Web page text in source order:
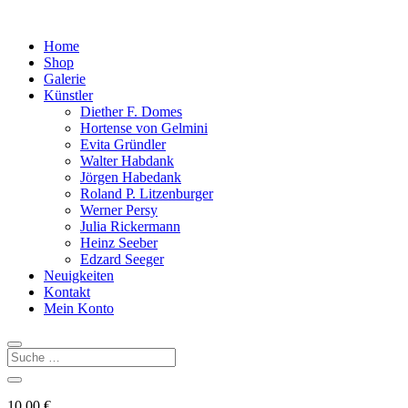
Home
Shop
Galerie
Künstler
Diether F. Domes
Hortense von Gelmini
Evita Gründler
Walter Habdank
Jörgen Habedank
Roland P. Litzenburger
Werner Persy
Julia Rickermann
Heinz Seeber
Edzard Seeger
Neuigkeiten
Kontakt
Mein Konto